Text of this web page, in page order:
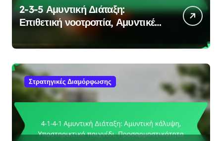
2-3-5 Αμυντική Διάταξη:
Επιθετική νοοτροπία, Αμυντικές
ευθύνες, Ισορροπία
Στρατηγικές Διαμόρφωσης